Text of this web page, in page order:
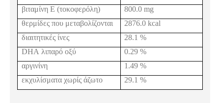
βιταμίνη Ε (τοκοφερόλη)
800.0mg
θερμίδες που μεταβολίζονται
2876.0kcal
διαιτητικές ίνες
28.1 %
DHA λιπαρό οξύ
0.29 %
αργινίνη
1.49 %
εκχυλίσματα χωρίς άζωτο
29.1 %